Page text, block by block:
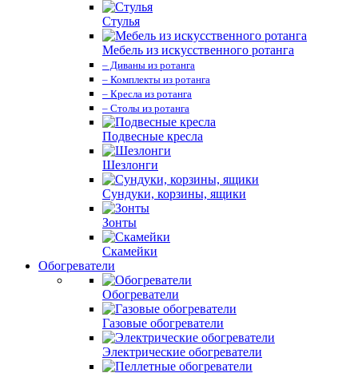
Стулья
Мебель из искусственного ротанга
– Диваны из ротанга
– Комплекты из ротанга
– Кресла из ротанга
– Столы из ротанга
Подвесные кресла
Шезлонги
Сундуки, корзины, ящики
Зонты
Скамейки
Обогреватели
Обогреватели
Газовые обогреватели
Электрические обогреватели